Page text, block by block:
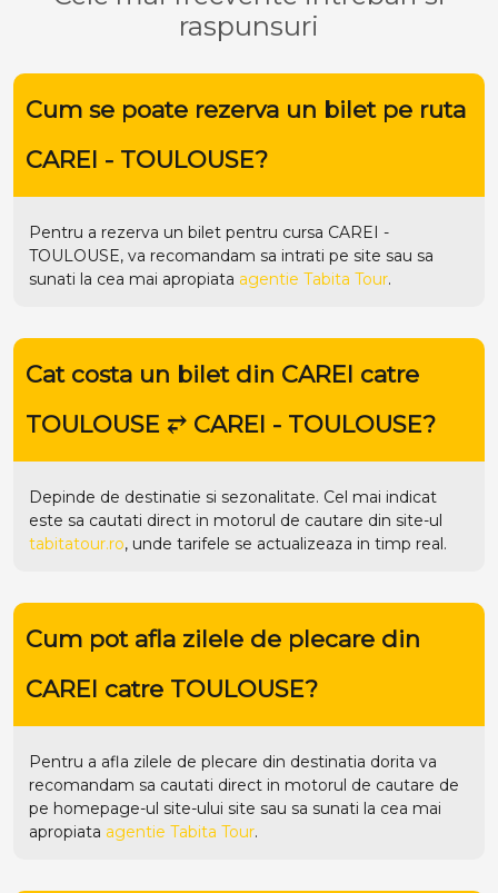
raspunsuri
Cum se poate rezerva un bilet pe ruta
CAREI - TOULOUSE?
Pentru a rezerva un bilet pentru cursa CAREI -
TOULOUSE, va recomandam sa intrati pe site sau sa
sunati la cea mai apropiata agentie Tabita Tour.
Cat costa un bilet din CAREI catre
TOULOUSE ⥂ CAREI - TOULOUSE?
Depinde de destinatie si sezonalitate. Cel mai indicat
este sa cautati direct in motorul de cautare din site-ul
tabitatour.ro, unde tarifele se actualizeaza in timp real.
Cum pot afla zilele de plecare din
CAREI catre TOULOUSE?
Pentru a afla zilele de plecare din destinatia dorita va
recomandam sa cautati direct in motorul de cautare de
pe homepage-ul site-ului site sau sa sunati la cea mai
apropiata agentie Tabita Tour.